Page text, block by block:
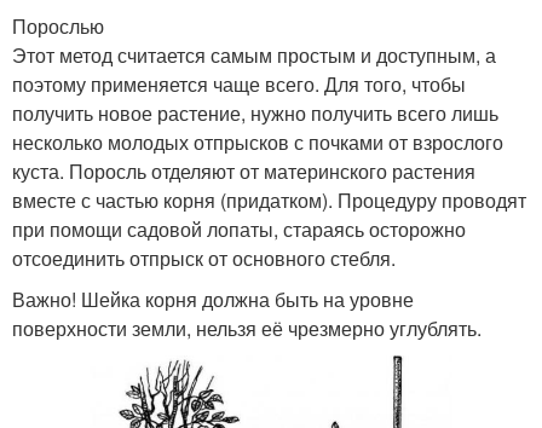
Порослью
Этот метод считается самым простым и доступным, а
поэтому применяется чаще всего. Для того, чтобы
получить новое растение, нужно получить всего лишь
несколько молодых отпрысков с почками от взрослого
куста. Поросль отделяют от материнского растения
вместе с частью корня (придатком). Процедуру проводят
при помощи садовой лопаты, стараясь осторожно
отсоединить отпрыск от основного стебля.
Важно! Шейка корня должна быть на уровне
поверхности земли, нельзя её чрезмерно углублять.